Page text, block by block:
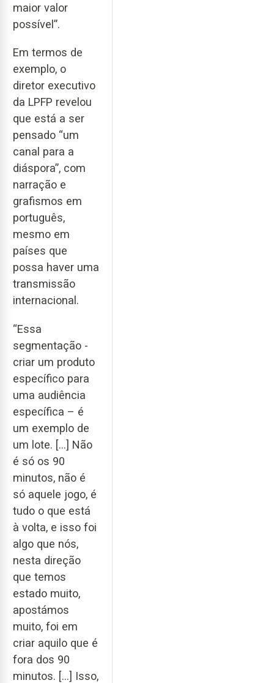
maior valor
possível”.
Em termos de
exemplo, o
diretor executivo
da LPFP revelou
que está a ser
pensado “um
canal para a
diáspora”, com
narração e
grafismos em
português,
mesmo em
países que
possa haver uma
transmissão
internacional.
“Essa
segmentação -
criar um produto
específico para
uma audiência
específica – é
um exemplo de
um lote. [...] Não
é só os 90
minutos, não é
só aquele jogo, é
tudo o que está
à volta, e isso foi
algo que nós,
nesta direção
que temos
estado muito,
apostámos
muito, foi em
criar aquilo que é
fora dos 90
minutos. [...] Isso,